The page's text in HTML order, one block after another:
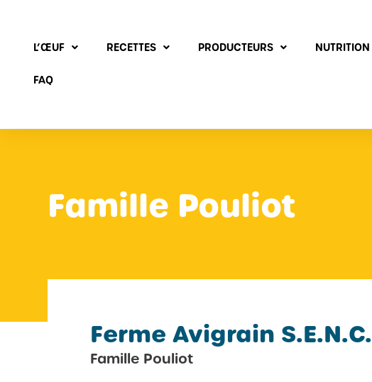
L’ŒUF RECETTES PRODUCTEURS NUTRITION
FAQ
Famille Pouliot
Ferme Avigrain S.E.N.C.
Famille Pouliot